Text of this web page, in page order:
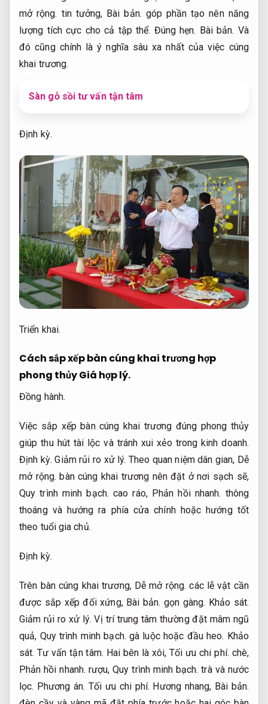
mở rộng. tin tưởng, Bài bản. góp phần tạo nên năng
lượng tích cực cho cả tập thể. Đúng hẹn. Bài bản. Và
đó cũng chính là ý nghĩa sâu xa nhất của việc cúng
khai trương.
Sàn gỗ sồi tư vấn tận tâm
Định kỳ.
Triển khai.
Cách sắp xếp bàn cúng khai trương hợp
phong thủyGiá hợp lý.
Đồng hành.
Việc sắp xếp bàn cúng khai trương đúng phong thủy
giúp thu hút tài lộc và tránh xui xẻo trong kinh doanh.
Định kỳ. Giảm rủi ro xử lý. Theo quan niệm dân gian, Dễ
mở rộng. bàn cúng khai trương nên đặt ở nơi sạch sẽ,
Quy trình minh bạch. cao ráo, Phản hồi nhanh. thông
thoáng và hướng ra phía cửa chính hoặc hướng tốt
theo tuổi gia chủ.
Định kỳ.
Trên bàn cúng khai trương, Dễ mở rộng. các lễ vật cần
được sắp xếp đối xứng, Bài bản. gọn gàng. Khảo sát.
Giảm rủi ro xử lý. Vị trí trung tâm thường đặt mâm ngũ
quả, Quy trình minh bạch. gà luộc hoặc đầu heo. Khảo
sát. Tư vấn tận tâm. Hai bên là xôi,Tối ưu chi phí. chè,
Phản hồi nhanh. rượu,Quy trình minh bạch. trà và nước
lọc. Phương án. Tối ưu chi phí. Hương nhang, Bài bản.